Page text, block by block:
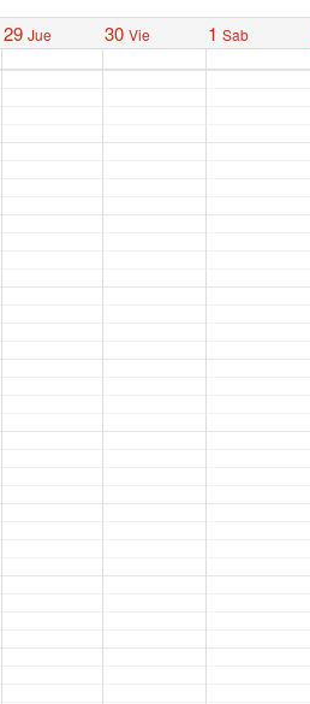
29 Jue 30 Vie 1 Sab